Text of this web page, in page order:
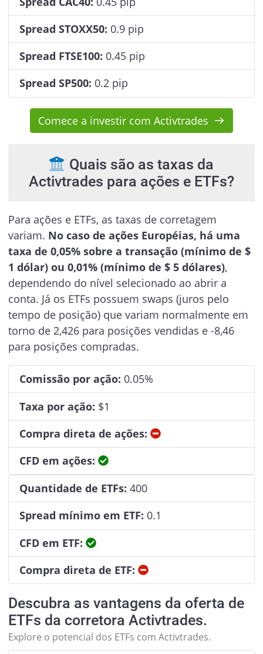
Spread STOXX50: 0.9 pip
Spread FTSE100: 0.45 pip
Spread SP500: 0.2 pip
Comece a investir com Activtrades
Quais são as taxas da
Activtrades para ações e ETFs?
Para ações e ETFs, as taxas de corretagem
variam. No caso de ações Européias, há uma
taxa de 0,05% sobre a transação (mínimo de $
1 dólar) ou 0,01% (mínimo de $ 5 dólares),
dependendo do nível selecionado ao abrir a
conta. Já os ETFs possuem swaps (juros pelo
tempo de posição) que variam normalmente em
torno de 2,426 para posições vendidas e -8,46
para posições compradas.
Comissão por ação: 0.05%
Taxa por ação: $1
Compra direta de ações:
Não
CFD em ações:
Sim
Quantidade de ETFs: 400
Spread mínimo em ETF: 0.1
CFD em ETF:
Sim
Compra direta de ETF:
Não
Descubra as vantagens da oferta de
ETFs da corretora Activtrades.
Explore o potencial dos ETFs com Activtrades.